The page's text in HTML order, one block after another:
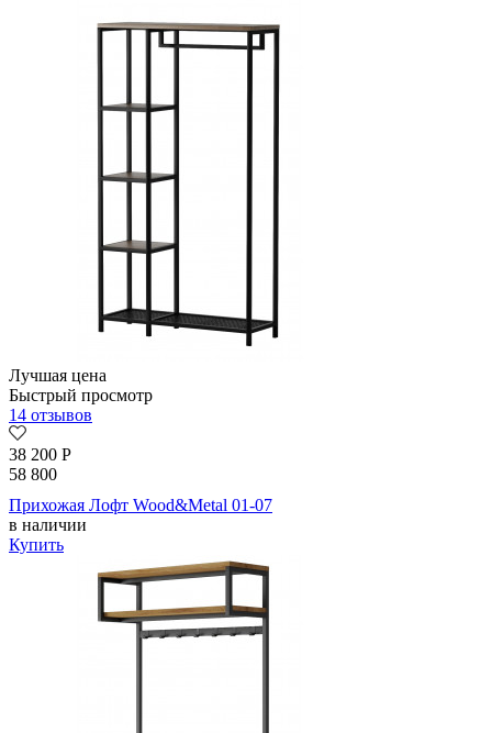
Лучшая цена
Быстрый просмотр
14 отзывов
38 200 Р
58 800
Прихожая Лофт Wood&Metal 01-07
в наличии
Купить